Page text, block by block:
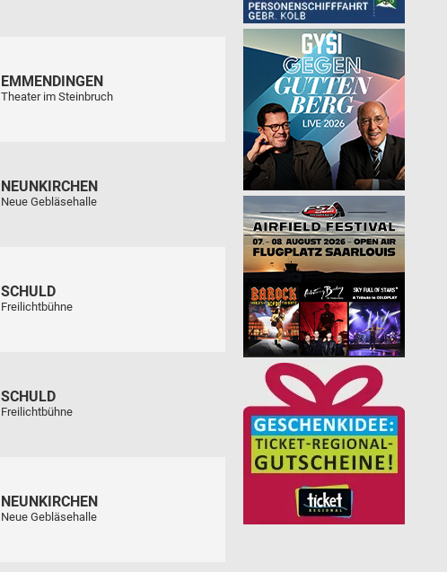
EMMENDINGEN
Theater im Steinbruch
NEUNKIRCHEN
Neue Gebläsehalle
SCHULD
Freilichtbühne
SCHULD
Freilichtbühne
NEUNKIRCHEN
Neue Gebläsehalle